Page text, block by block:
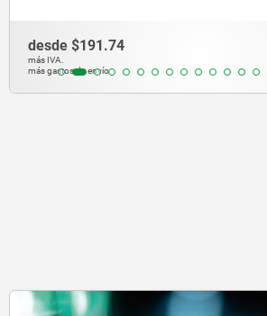
desde$299.50
más gastos de envío